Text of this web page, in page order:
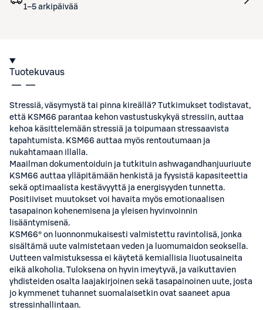
1–5 arkipäivää
Tuotekuvaus
Stressiä, väsymystä tai pinna kireällä? Tutkimukset todistavat,
että KSM66 parantaa kehon vastustuskykyä stressiin, auttaa
kehoa käsittelemään stressiä ja toipumaan stressaavista
tapahtumista. KSM66 auttaa myös rentoutumaan ja
nukahtamaan illalla.
Maailman dokumentoiduin ja tutkituin ashwagandhanjuuriuute
KSM66 auttaa ylläpitämään henkistä ja fyysistä kapasiteettia
sekä optimaalista kestävyyttä ja energisyyden tunnetta.
Positiiviset muutokset voi havaita myös emotionaalisen
tasapainon kohenemisena ja yleisen hyvinvoinnin
lisääntymisenä.
KSM66® on luonnonmukaisesti valmistettu ravintolisä, jonka
sisältämä uute valmistetaan veden ja luomumaidon seoksella.
Uutteen valmistuksessa ei käytetä kemiallisia liuotusaineita
eikä alkoholia. Tuloksena on hyvin imeytyvä, ja vaikuttavien
yhdisteiden osalta laajakirjoinen sekä tasapainoinen uute, josta
jo kymmenet tuhannet suomalaisetkin ovat saaneet apua
stressinhallintaan.